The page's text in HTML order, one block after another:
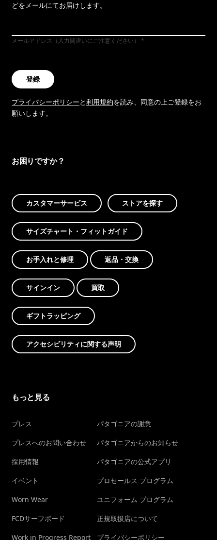
どをメールにてお届けします。
メールアドレス（入力間違いにご注意ください）
登録
プライバシーポリシーと利用規約を読み、同意の上ご登録をお
願いします。
お困りですか？
カスタマーサービス ストアを探す
サイズチャート・フィットガイド
お手入れと修理 返品・交換
サインイン 買取
ギフトラッピング
アクセシビリティに関する声明
もっと見る
プレス
プレスへのお問い合わせ
採用情報
イベント
Worn Wear
FCDサーフボード
Work in Progress Report
パタゴニアの謝意
パタゴニアからのお知らせ
パタゴニアの公式アプリ
プロセールス プログラム
ユニフォーム プログラム
正規取扱店について
プライバシーポリシー